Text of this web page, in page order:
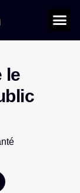
le